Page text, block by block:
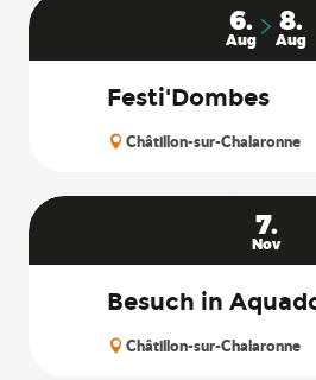
6.
Aug
8.
Aug
Festi'Dombes
Châtillon-sur-Chalaronne
7.
Nov
Besuch in
Châtillon-sur-Chalaronne